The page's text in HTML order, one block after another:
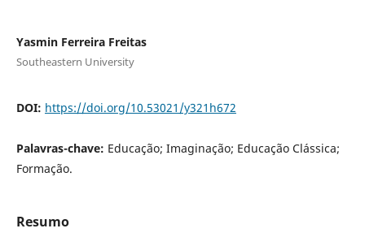
Yasmin Ferreira Freitas
Southeastern University
DOI: https://doi.org/10.53021/y321h672
Palavras-chave: Educação; Imaginação; Educação Clássica;
Formação.
Resumo